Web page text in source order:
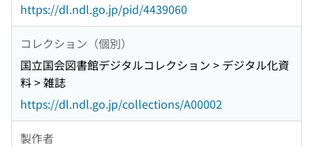
https://dl.ndl.go.jp/pid/4439060
コレクション（個別）
国立国会図書館デジタルコレクション > デジタル化資
料 > 雑誌
https://dl.ndl.go.jp/collections/A00002
製作者